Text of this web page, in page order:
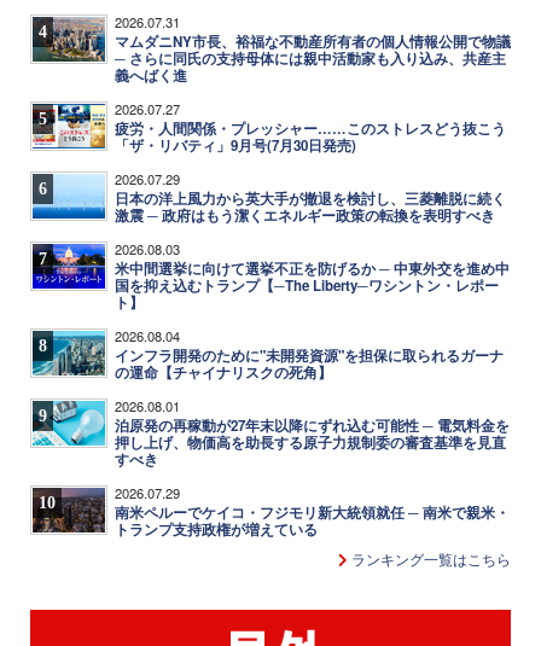
4 2026.07.31
マムダニNY市長、裕福な不動産所有者の個人情報公開で物議
─ さらに同氏の支持母体には親中活動家も入り込み、共産主
義へばく進
5 2026.07.27
疲労・人間関係・プレッシャー……このストレスどう抜こう
「ザ・リバティ」9月号(7月30日発売)
6 2026.07.29
日本の洋上風力から英大手が撤退を検討し、三菱離脱に続く
激震 ─ 政府はもう潔くエネルギー政策の転換を表明すべき
7 2026.08.03
米中間選挙に向けて選挙不正を防げるか ─ 中東外交を進め中
国を抑え込むトランプ【─The Liberty─ワシントン・レポー
ト】
8 2026.08.04
インフラ開発のために"未開発資源"を担保に取られるガーナ
の運命【チャイナリスクの死角】
9 2026.08.01
泊原発の再稼動が27年末以降にずれ込む可能性 ─ 電気料金を
押し上げ、物価高を助長する原子力規制委の審査基準を見直
すべき
10 2026.07.29
南米ペルーでケイコ・フジモリ新大統領就任 ─ 南米で親米・
トランプ支持政権が増えている
ランキング一覧はこちら